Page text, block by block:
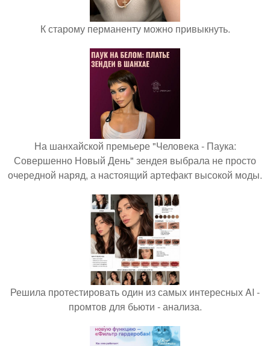
К старому перманенту можно привыкнуть.
На шанхайской премьере "Человека - Паука:
Совершенно Новый День" зендея выбрала не просто
очередной наряд, а настоящий артефакт высокой моды.
Решила протестировать один из самых интересных AI -
промтов для бьюти - анализа.